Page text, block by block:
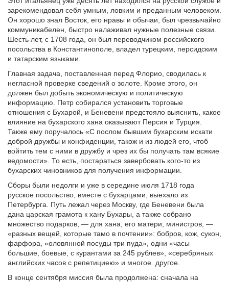
зарекомендовал себя умным, ловким и преданным человеком.
Он хорошо знал Восток, его нравы и обычаи, был чрезвычайно
коммуникабелен, быстро налаживал нужные полезные связи.
Шесть лет, с 1708 года, он был переводчиком российского
посольства в Константинополе, владел турецким, персидским
и татарским языками.
Главная задача, поставленная перед Флорио, сводилась к
негласной проверке сведений о золоте. Кроме этого, он
должен был добыть экономическую и политическую
информацию. Петр собирался установить торговые
отношения с Бухарой, и Беневени предстояло выяснить, какое
влияние на бухарского хана оказывают Персия и Турция.
Также ему поручалось «С послом бывшим бухарским искати
доброй дружбы и конфиденции, також и из людей его, чтоб
войтить тем с ними в дружбу и чрез их бы получать там всякие
ведомости». То есть, постараться завербовать кого-то из
бухарских чиновников для получения информации.
Сборы были недолги и уже в середине июля 1718 года
русское посольство, вместе с бухарцами, выехало из
Петербурга. Путь лежал через Москву, где Беневени была
дана царская грамота к хану Бухары, а также собрано
множество подарков, — для хана, его матери, министров, —
«разных вещей, которые тамо в почтении»: бобров, кож, сукон,
фарфора, «оловянной посуды три пуда», одни «часы
большие, боевые, с курантами за 245 рублев», «серебряных
английских часов с репетициею» и многое другое.
В конце сентября миссия была продолжена: сначала на